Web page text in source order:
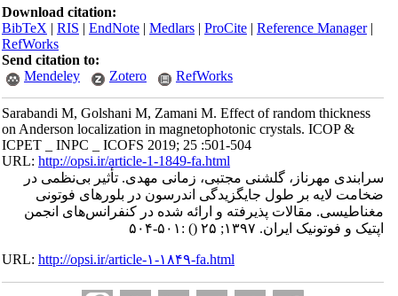
Download citation:
BibTeX|RIS|EndNote|Medlars|ProCite|Reference Manager
RefWorks
Send citation to:
Mendeley
Zotero RefWorks
Sarabandi M, Golshani M, Zamani M. Effect of random thickness
on Anderson localization in magnetophotonic crystals. ICOP &
ICPET _ INPC _ ICOFS 2019; 25 :501-504
URL:http://opsi.ir/article-1-1849-fa.html
سرابندی مهرناز، گلشنی مجتبی، زمانی مهدی. تأثیر بی‌نظمی در
ضخامت لایه بر طول جایگزیدگی اندرسون در بلورهای فوتونی
مغناطیسی. مقالات پذیرفته و ارائه شده در کنفرانس‌های انجمن
اپتیک و فوتونیک ایران. ۱۳۹۷; ۲۵
() :۵۰۱-۵۰۴
URL:http://opsi.ir/article-۱-۱۸۴۹-fa.html